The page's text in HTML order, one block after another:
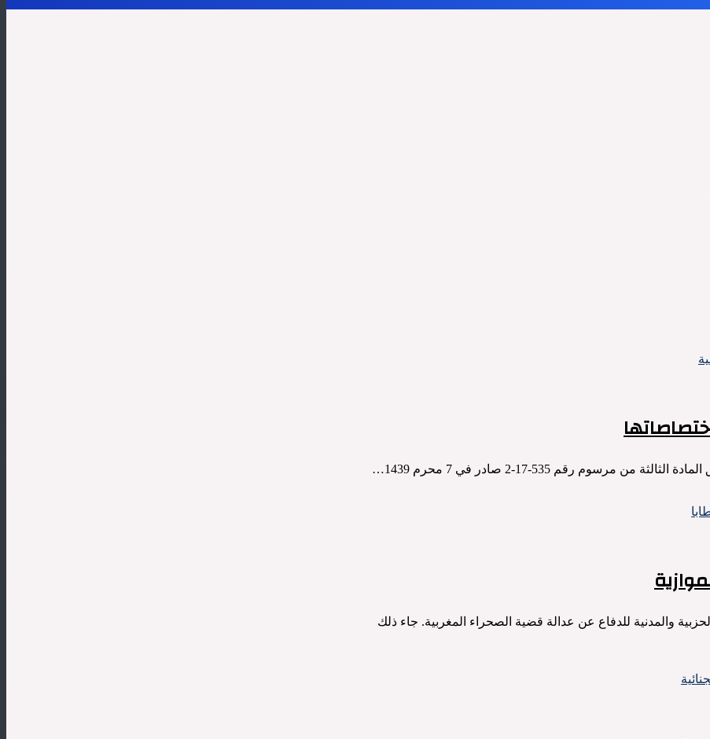
رقم 535-17-2 صادر في 7 محرم 1439…
والمدنية للدفاع عن عدالة قضية الصحراء المغربية. جاء ذلك